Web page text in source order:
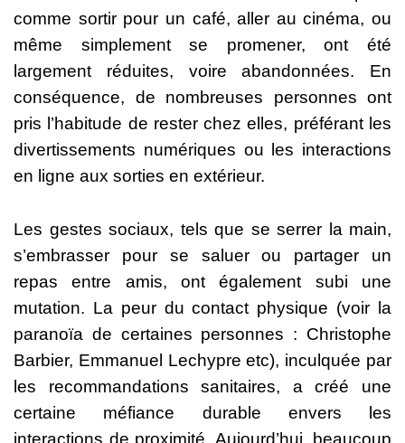
comme sortir pour un café, aller au cinéma, ou
même simplement se promener, ont été
largement réduites, voire abandonnées. En
conséquence, de nombreuses personnes ont
pris l’habitude de rester chez elles, préférant les
divertissements numériques ou les interactions
en ligne aux sorties en extérieur.
Les gestes sociaux, tels que se serrer la main,
s’embrasser pour se saluer ou partager un
repas entre amis, ont également subi une
mutation. La peur du contact physique (voir la
paranoïa de certaines personnes : Christophe
Barbier, Emmanuel Lechypre etc), inculquée par
les recommandations sanitaires, a créé une
certaine méfiance durable envers les
interactions de proximité. Aujourd’hui, beaucoup